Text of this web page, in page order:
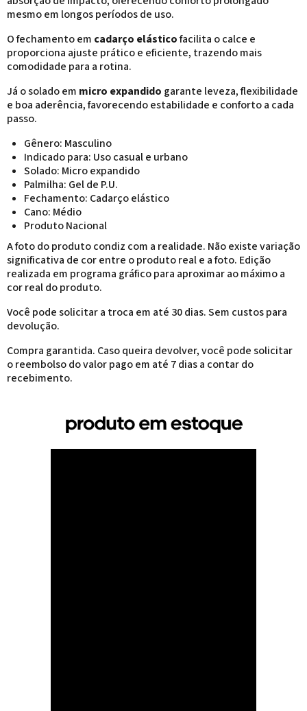
mesmo em longos períodos de uso.
O fechamento em cadarço elásticofacilita o calce e
proporciona ajuste prático e eficiente, trazendo mais
comodidade para a rotina.
Já o solado em micro expandido garante leveza, flexibilidade
e boa aderência, favorecendo estabilidade e conforto a cada
passo.
Gênero: Masculino
Indicado para: Uso casual e urbano
Solado: Micro expandido
Palmilha: Gel de P.U.
Fechamento: Cadarço elástico
Cano: Médio
Produto Nacional
A foto do produto condiz com a realidade. Não existe variação
significativa de cor entre o produto real e a foto. Edição
realizada em programa gráfico para aproximar ao máximo a
cor real do produto.
Você pode solicitar a troca em até 30 dias. Sem custos para
devolução.
Compra garantida. Caso queira devolver, você pode solicitar
o reembolso do valor pago em até 7 dias a contar do
recebimento.